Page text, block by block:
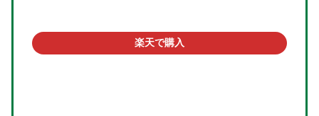
楽天で購入